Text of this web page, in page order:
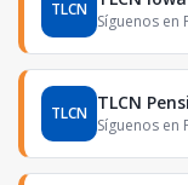
TLCN
Síguenos en
TLCN TLCN
Síguenos en